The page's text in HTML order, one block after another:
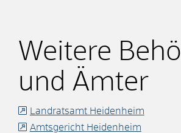
Weitere
und Ämter
Landratsamt Heidenheim
Amtsgericht Heidenheim